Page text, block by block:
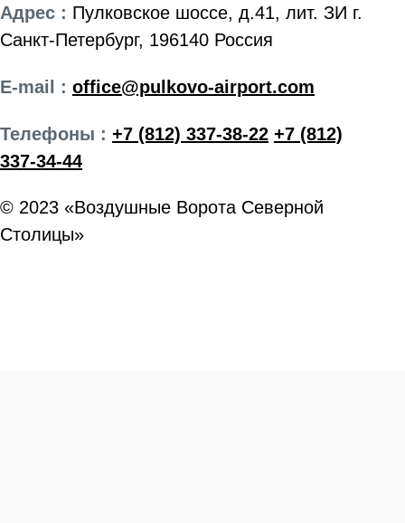
Адрес : Пулковское шоссе, д.41, лит. ЗИ г.
Санкт-Петербург, 196140 Россия
E-mail : office@pulkovo-airport.com
Телефоны : +7 (812) 337-38-22 +7 (812)
337-34-44
© 2023 «Воздушные Ворота Северной
Столицы»